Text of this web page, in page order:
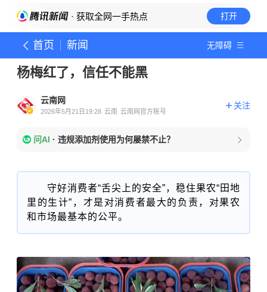
· 获取全网一手热点 打开
首页 新闻 无障碍
杨梅红了，信任不能黑
云南网
2026年5月21日19:28 云南 云南网官方账号
关注
问AI · 违规添加剂使用为何屡禁不止？
守好消费者“舌尖上的安全”，稳住果农“田地
里的生计”，才是对消费者最大的负责，对果农
和市场最基本的公平。